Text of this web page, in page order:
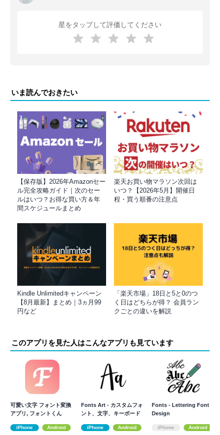
星をタップして評価してください
いま読んでおきたい
【保存版】2026年Amazonセー
ル完全攻略ガイド｜次のセー
ルはいつ？お得な買い方＆年
間スケジュールまとめ
楽天お買い物マラソン次回は
いつ？【2026年5月】開催日
程・買う順番の注意点
Kindle Unlimitedキャンペーン
【8月最新】まとめ｜3ヵ月99
円など
「楽天市場」18日と5と0のつ
く日はどちらが得？ 会員ラン
クごとの違いを解説
このアプリを見た人はこんなアプリも見ています
可愛い文字 フォント変換
アプリ, フォントくん
iPhone Android
Fonts Art - カスタムフォ
ント、文字、キーボード
iPhone Android
Fonts - Lettering Font
Design
iPhone Android